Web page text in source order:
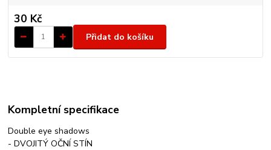
30 Kč
Přidat do košíku
Kompletní specifikace
Double eye shadows
- DVOJITÝ OČNÍ STÍN